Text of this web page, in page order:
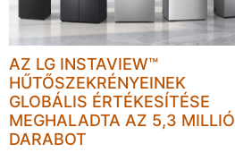
AZ LG INSTAVIEW™
HŰTŐSZEKRÉNYEINEK
GLOBÁLIS ÉRTÉKESÍTÉSE
MEGHALADTA AZ 5,3 MILLIÓ
DARABOT